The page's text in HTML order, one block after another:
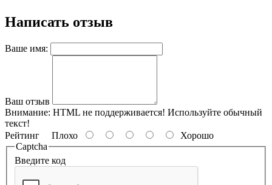
Написать отзыв
Ваше имя:
Ваш отзыв
Внимание: HTML не поддерживается! Используйте обычный
текст!
Рейтинг Плохо
Хорошо
Captcha
Введите код